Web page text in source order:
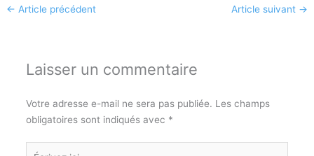
← Article précédent Article suivant →
Laisser un commentaire
Votre adresse e-mail ne sera pas publiée. Les champs
obligatoires sont indiqués avec *
Écrivez